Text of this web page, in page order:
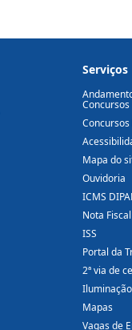
Serviços
Concursos
Concursos
Mapa do
Ouvidoria
ICMS
Nota
ISS
Portal da
2ª via de
Mapas
Vagas de